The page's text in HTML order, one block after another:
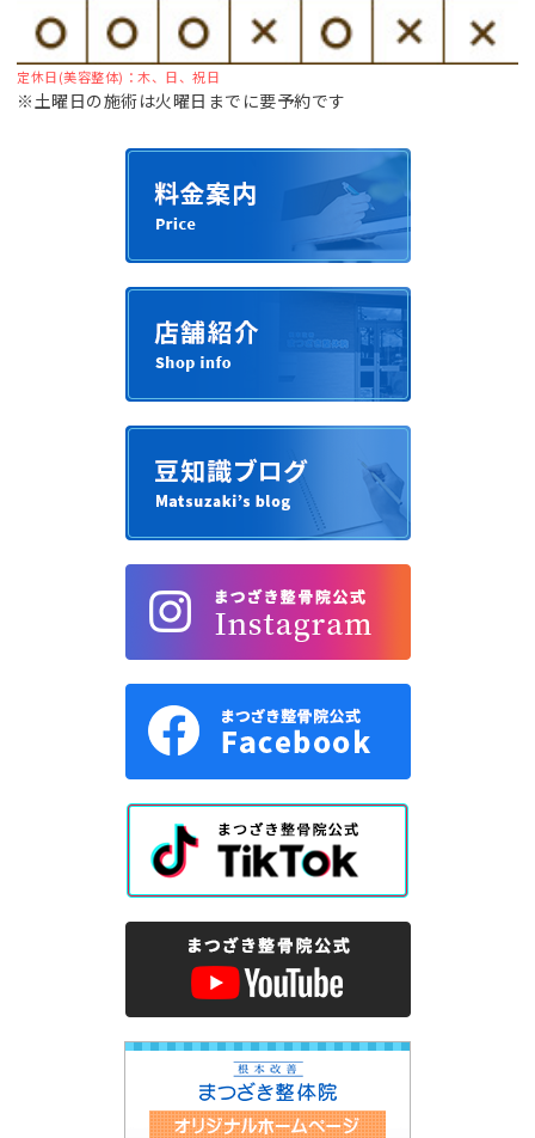
定休日(美容整体)：木、日、祝日
※土曜日の施術は火曜日までに要予約です